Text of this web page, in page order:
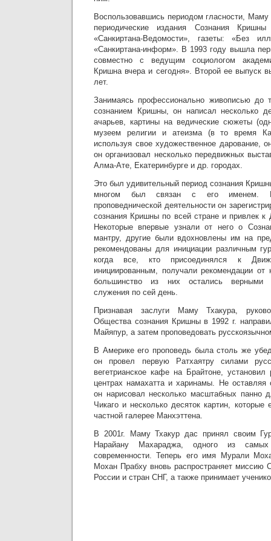
Воспользовавшись периодом гласности,
периодические издания Сознания
«Санкиртана-Ведомости», газеты: «Без
«Санкиртана-информ». В 1993 году вышла
совместно с ведущим социологом
Кришна вчера и сегодня». Второй ее выпуск
лет.
Занимаясь профессионально живописью до
сознанием Кришны, он написал несколько
ачарьев, картины на ведические сюжеты
музеем религии и атеизма (в то время
используя свое художественное дарование,
он организовал несколько передвижных
Алма-Ате, Екатеринбурге и др. городах.
Это был удивительный период сознания
многом был связан с его именем. В
проповеднической деятельности он
сознания Кришны по всей стране и привлек
Некоторые впервые узнали от него о
мантру, другие были вдохновлены им на
рекомендованы для инициации различным
когда все, кто присоединялся к
инициированным, получали рекомендации от
большинство из них остались верными
служения по сей день.
Признавая заслуги Маму Тхакура,
Общества сознания Кришны в 1992 г.
Майяпур, а затем проповедовать
В Америке его проповедь была столь же
он провел первую Ратхаятру силами
вегетрианское кафе на Брайтоне,
центрах намахатта и харинамы. Не оставляя
он нарисовал несколько масштабных панно
Чикаго и несколько десяток картин,
частной галерее Манхэттена.
В 2001г. Маму Тхакур дас принял своим
Нарайану Махараджа, одного из
современности. Теперь его имя Мурали
Мохан Прабху вновь распространяет миссию
России и стран СНГ, а также принимает